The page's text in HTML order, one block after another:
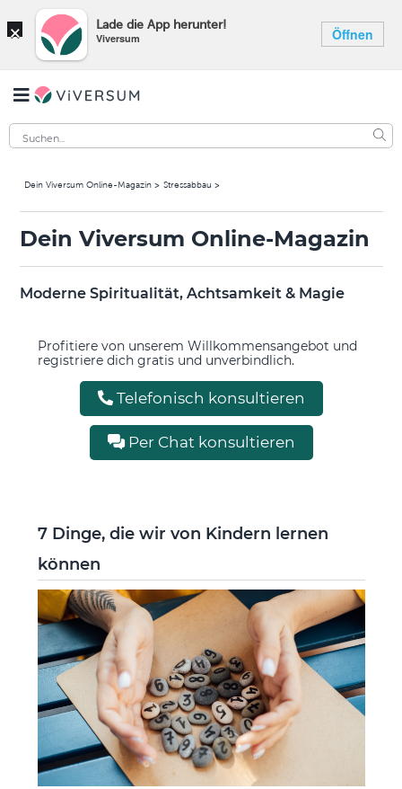
× Lade die App herunter!
Viversum Öffnen
Dein Viversum Online-Magazin Stressabbau
Dein Viversum Online-Magazin
Moderne Spiritualität, Achtsamkeit & Magie
Profitiere von unserem Willkommensangebot und
registriere dich gratis und unverbindlich.
Telefonisch konsultieren
Per Chat konsultieren
7 Dinge, die wir von Kindern lernen
können